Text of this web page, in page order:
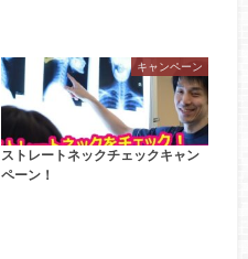
キャンペーン
ストレートネックチェックキャン
ペーン！